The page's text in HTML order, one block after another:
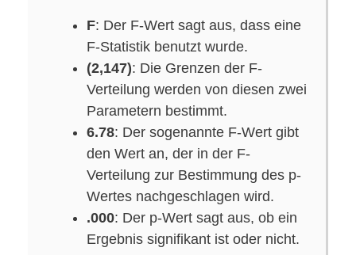
F: Der F-Wert sagt aus, dass eine
F-Statistik benutzt wurde.
(2,147): Die Grenzen der F-
Verteilung werden von diesen zwei
Parametern bestimmt.
6.78: Der sogenannte F-Wert gibt
den Wert an, der in der F-
Verteilung zur Bestimmung des p-
Wertes nachgeschlagen wird.
.000: Der p-Wert sagt aus, ob ein
Ergebnis signifikant ist oder nicht.